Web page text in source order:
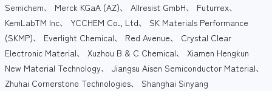
Semichem、 Merck KGaA (AZ)、 Allresist GmbH、 Futurrex、
KemLabTM Inc、 YCCHEM Co., Ltd、 SK Materials Performance
(SKMP)、 Everlight Chemical、 Red Avenue、 Crystal Clear
Electronic Material、 Xuzhou B & C Chemical、 Xiamen Hengkun
New Material Technology、 Jiangsu Aisen Semiconductor Material、
Zhuhai Cornerstone Technologies、 Shanghai Sinyang